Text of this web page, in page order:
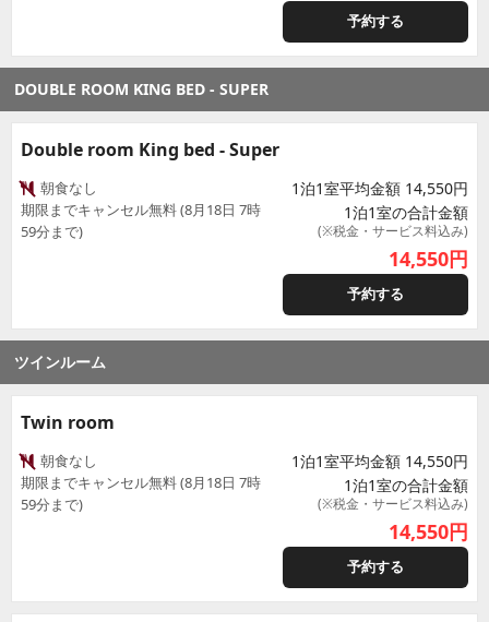
予約する
DOUBLE ROOM KING BED - SUPER
Double room King bed - Super
朝食なし
期限までキャンセル無料 (8月18日 7時
59分まで)
1泊1室平均金額 14,550円
1泊1室の合計金額
(※税金・サービス料込み)
14,550円
予約する
ツインルーム
Twin room
朝食なし
期限までキャンセル無料 (8月18日 7時
59分まで)
1泊1室平均金額 14,550円
1泊1室の合計金額
(※税金・サービス料込み)
14,550円
予約する